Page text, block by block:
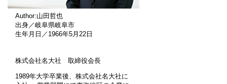
Author:山田哲也
出身／岐阜県岐阜市
生年月日／1966年5月22日
株式会社名大社 取締役会長
1989年大学卒業後、株式会社名大社に